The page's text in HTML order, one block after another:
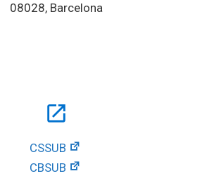
08028, Barcelona
open_in_new
CSSUB
CBSUB